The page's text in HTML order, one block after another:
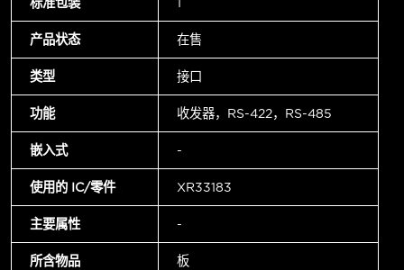
产品状态 在售
类型 接口
功能 收发器，RS-422，RS-485
嵌入式 -
使用的 IC/零件 XR33183
主要属性 -
所含物品 板